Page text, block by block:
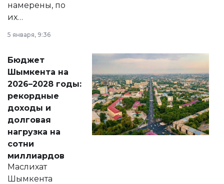
намерены, по
их
принести
народу
Венесуэлы.
5 января, 9:36
Бюджет
Шымкента на
2026–2028 годы:
рекордные
доходы и
долговая
нагрузка на
сотни
миллиардов
Маслихат
Шымкента